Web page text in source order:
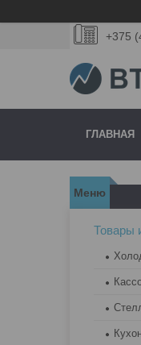
+375
ГЛАВНАЯ
Товары